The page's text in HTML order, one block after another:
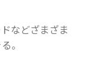
などざまざま
。